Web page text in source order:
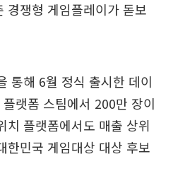
경쟁형 게임플레이가 돋보
통해 6월 정식 출시한 데이
랫폼 스팀에서 200만 장이
치 플랫폼에서도 매출 상위
한민국 게임대상 대상 후보